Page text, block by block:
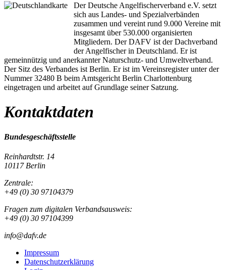
Der Deutsche Angelfischerverband e.V. setzt
sich aus Landes- und Spezialverbänden
zusammen und vereint rund 9.000 Vereine mit
insgesamt über 530.000 organisierten
Mitgliedern. Der DAFV ist der Dachverband
der Angelfischer in Deutschland. Er ist
gemeinnützig und anerkannter Naturschutz- und Umweltverband.
Der Sitz des Verbandes ist Berlin. Er ist im Vereinsregister unter der
Nummer 32480 B beim Amtsgericht Berlin Charlottenburg
eingetragen und arbeitet auf Grundlage seiner Satzung.
Kontaktdaten
Bundesgeschäftsstelle
Reinhardtstr. 14
10117 Berlin
Zentrale:
+49 (0) 30 97104379
Fragen zum digitalen Verbandsausweis:
+49 (0) 30 97104399
info@dafv.de
Impressum
Datenschutzerklärung